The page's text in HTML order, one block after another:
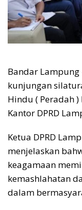
Bandar Lampung
kunjungan
Hindu ( Peradah
Kantor DPRD
Ketua DPRD
menjelaskan
keagamaan
kemashlahatan
dalam